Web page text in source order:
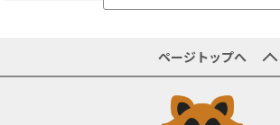
ページトップへ